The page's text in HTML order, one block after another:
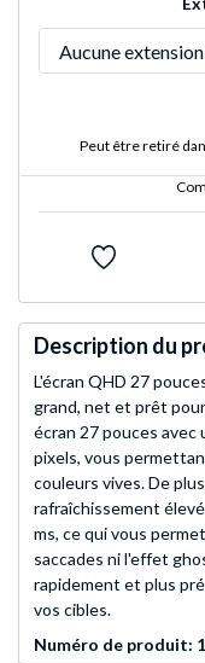
Peut être retiré
Description du
L'écran QHD 27
grand, net et prêt
écran 27 pouces
pixels, vous
couleurs vives. De
rafraîchissement
ms, ce qui vous
saccades ni l'effet
rapidement et plus
vos cibles.
Numéro de produit: